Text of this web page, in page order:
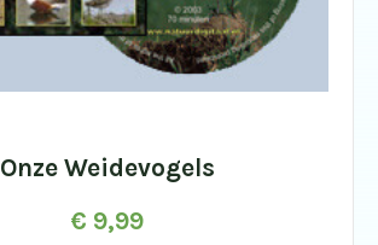
Onze Weidevogels
€ 9,99